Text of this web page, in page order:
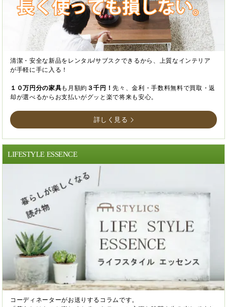
清潔・安全な新品をレンタル/サブスクできるから、上質なインテリア
が手軽に手に入る！
１０万円分の家具も月額約 ３千円！先々、金利・手数料無料で買取・返
却が選べるからお支払いがグッと楽で将来も安心。
詳しく見る
LIFESTYLE ESSENCE
コーディネーターがお送りするコラムです。